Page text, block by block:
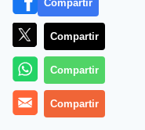
Compartir
Compartir
Compartir
Compartir